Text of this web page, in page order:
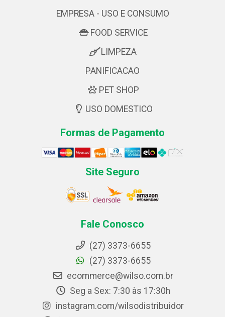
EMPRESA - USO E CONSUMO
FOOD SERVICE
LIMPEZA
PANIFICACAO
PET SHOP
USO DOMESTICO
Formas de Pagamento
Site Seguro
Fale Conosco
(27) 3373-6655
(27) 3373-6655
ecommerce@wilso.com.br
Seg a Sex: 7:30 às 17:30h
instagram.com/wilsodistribuidor